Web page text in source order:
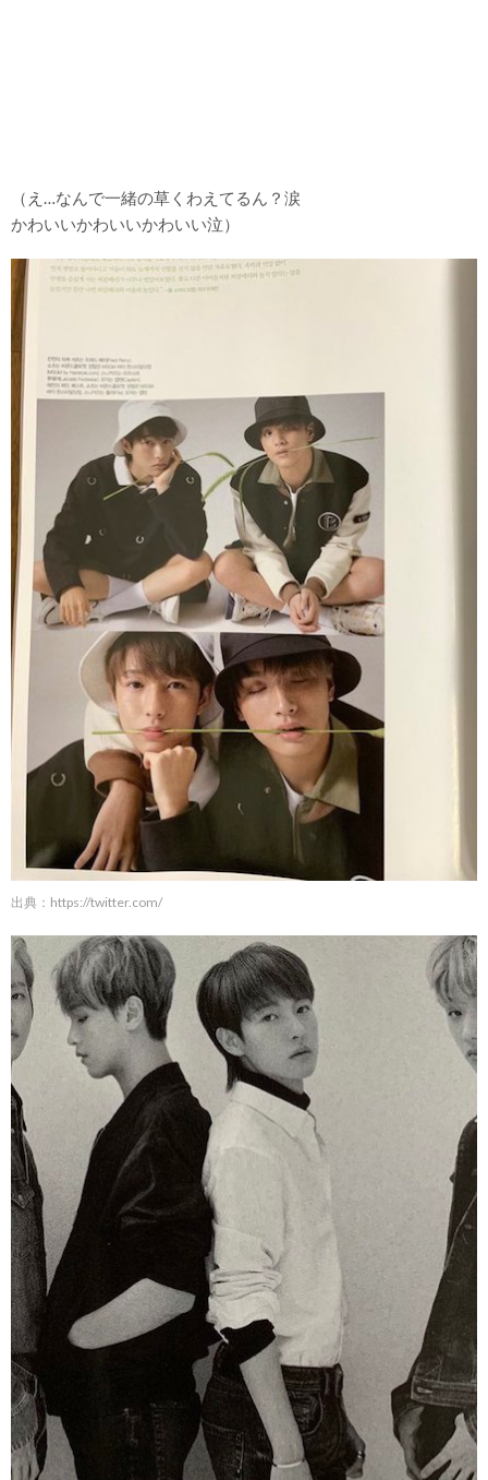
（え…なんで一緒の草くわえてるん？涙
かわいいかわいいかわいい泣）
出典： https://twitter.com/